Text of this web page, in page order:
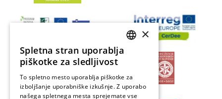
SLOVENIAN
GERMAN
×
Spletna stran uporablja
piškotke za sledljivost
To spletno mesto uporablja piškotke za
izboljšanje uporabniške izkušnje. Z uporabo
našega spletnega mesta sprejemate vse